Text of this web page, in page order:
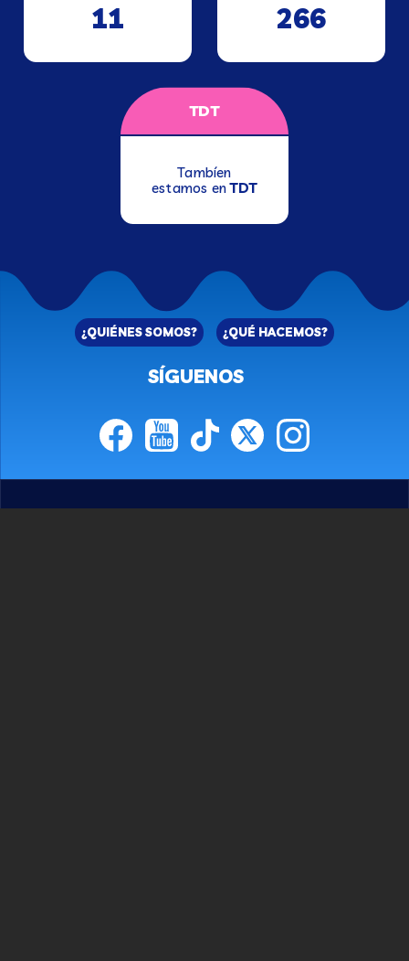
11 266
TDT
Tambíen
estamos enTDT
¿QUIÉNES SOMOS? ¿QUÉ HACEMOS?
SÍGUENOS